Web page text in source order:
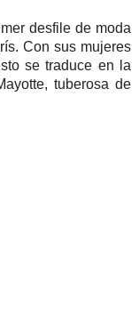
desfile de moda
Con sus mujeres
se traduce en la
tuberosa de